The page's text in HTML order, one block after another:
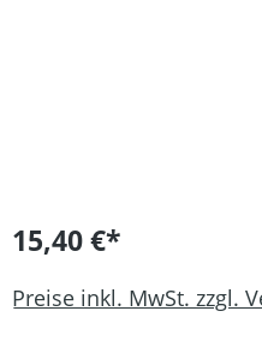
15,40 €*
Preise inkl. MwSt. zzgl.